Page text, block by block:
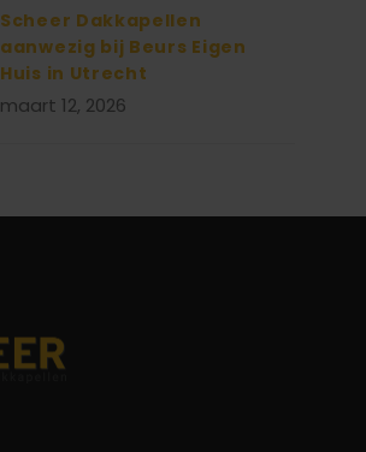
Scheer Dakkapellen
aanwezig bij Beurs Eigen
Huis in Utrecht
maart 12, 2026